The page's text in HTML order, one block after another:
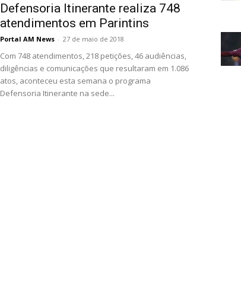
Defensoria Itinerante realiza 748
atendimentos em Parintins
Portal AM News - 27 de maio de 2018
Com 748 atendimentos, 218 petições, 46 audiências,
diligências e comunicações que resultaram em 1.086
atos, aconteceu esta semana o programa
Defensoria Itinerante na sede...